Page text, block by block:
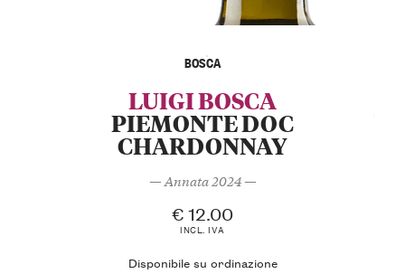
BOSCA
LUIGI BOSCA
PIEMONTE DOC
CHARDONNAY
— Annata 2024 —
€ 12.00
INCL. IVA
Disponibile su ordinazione